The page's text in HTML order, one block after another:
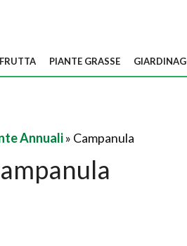
PIANTE GRASSE
Annuali» Campanula